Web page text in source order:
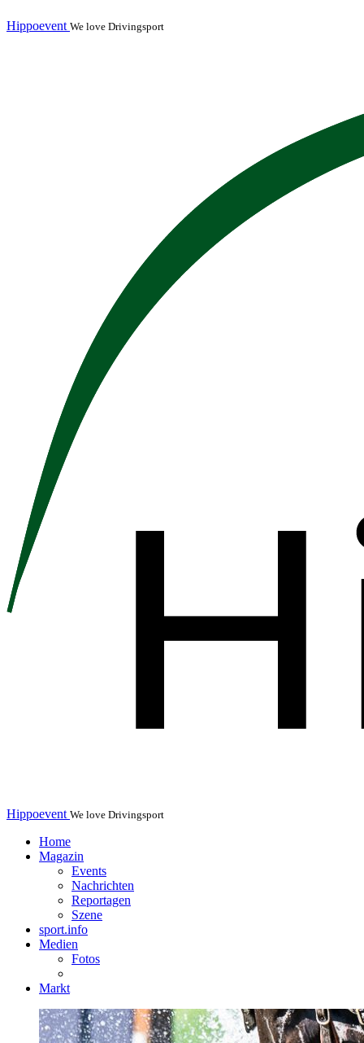
Hippoevent We love Drivingsport
Hippoevent We love Drivingsport
Home
Magazin
Events
Nachrichten
Reportagen
Szene
sport.info
Medien
Fotos
Markt